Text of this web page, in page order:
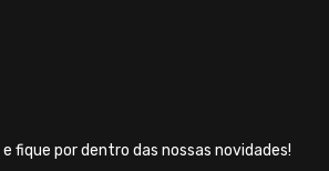
fique por dentro das nossas novidades!